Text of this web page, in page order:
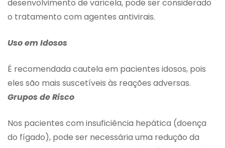
desenvolvimento de varicela, pode ser considerado
o tratamento com agentes antivirais.
Uso em Idosos
É recomendada cautela em pacientes idosos, pois
eles são mais suscetíveis às reações adversas.
Grupos de Risco
Nos pacientes com insuficiência hepática (doença
do fígado), pode ser necessária uma redução da